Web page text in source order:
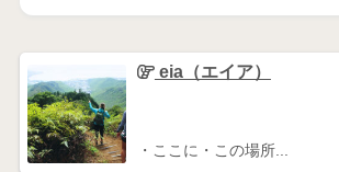
eia（エイア）
・ここに・この場所...